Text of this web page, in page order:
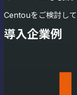
Centouをご検討し
導入企業例